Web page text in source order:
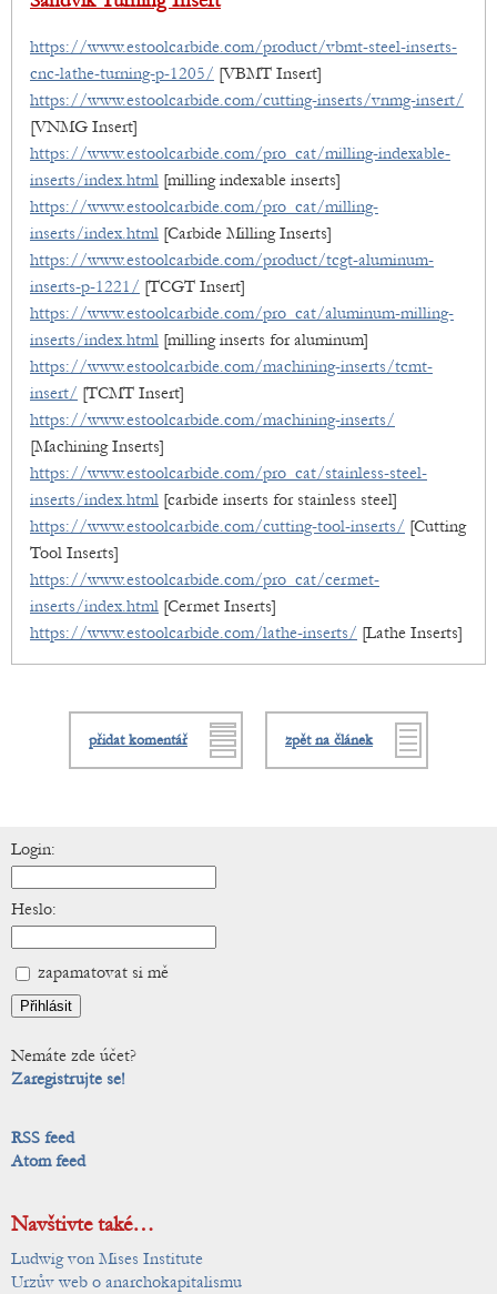
https://www.estoolcarbide.com/product/vbmt-steel-inserts-
cnc-lathe-turning-p-1205/ [VBMT Insert]
https://www.estoolcarbide.com/cutting-inserts/vnmg-insert/
[VNMG Insert]
https://www.estoolcarbide.com/pro_cat/milling-indexable-
inserts/index.html [milling indexable inserts]
https://www.estoolcarbide.com/pro_cat/milling-
inserts/index.html [Carbide Milling Inserts]
https://www.estoolcarbide.com/product/tcgt-aluminum-
inserts-p-1221/ [TCGT Insert]
https://www.estoolcarbide.com/pro_cat/aluminum-milling-
inserts/index.html [milling inserts for aluminum]
https://www.estoolcarbide.com/machining-inserts/tcmt-
insert/ [TCMT Insert]
https://www.estoolcarbide.com/machining-inserts/
[Machining Inserts]
https://www.estoolcarbide.com/pro_cat/stainless-steel-
inserts/index.html [carbide inserts for stainless steel]
https://www.estoolcarbide.com/cutting-tool-inserts/ [Cutting
Tool Inserts]
https://www.estoolcarbide.com/pro_cat/cermet-
inserts/index.html [Cermet Inserts]
https://www.estoolcarbide.com/lathe-inserts/ [Lathe Inserts]
přidat komentář zpět na článek
Login:
Heslo:
zapamatovat si mě
Nemáte zde účet?
Zaregistrujte se!
RSS feed
Atom feed
Navštivte také…
Ludwig von Mises Institute
Urzův web o anarchokapitalismu